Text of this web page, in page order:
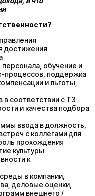
достижения
обучение и
процессов, поддержка
и льготы,
в соответствии с ТЗ
и качества подбора
ввода в должность,
с коллегами для
прохождения
культуры
к
в компании,
деловые оценки,
внешнего /